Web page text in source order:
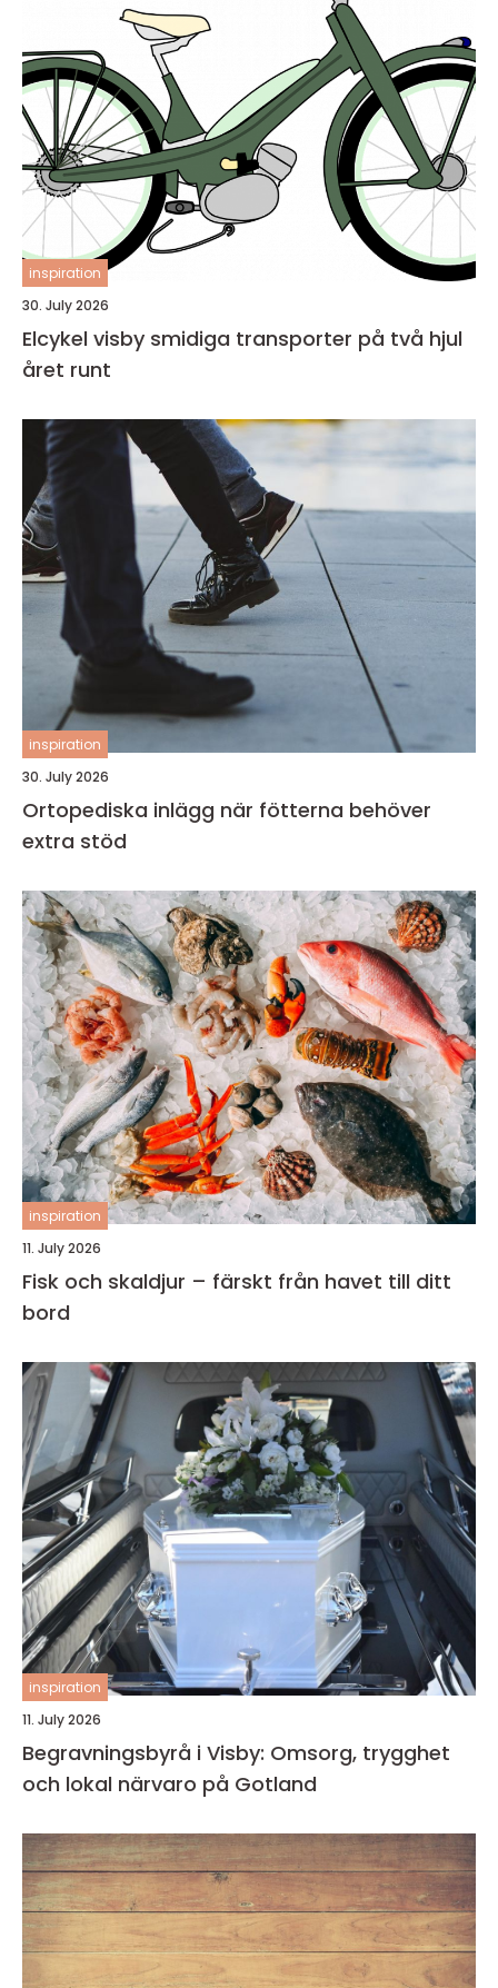
inspiration
30. July 2026
Elcykel visby smidiga transporter på två hjul
året runt
inspiration
30. July 2026
Ortopediska inlägg när fötterna behöver
extra stöd
inspiration
11. July 2026
Fisk och skaldjur – färskt från havet till ditt
bord
inspiration
11. July 2026
Begravningsbyrå i Visby: Omsorg, trygghet
och lokal närvaro på Gotland